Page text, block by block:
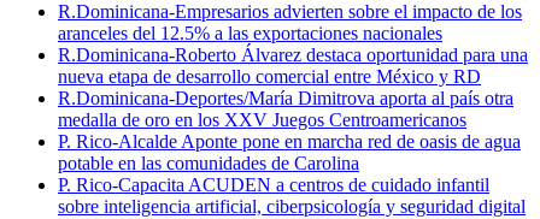
R.Dominicana-Empresarios advierten sobre el impacto de los
aranceles del 12.5% a las exportaciones nacionales
R.Dominicana-Roberto Álvarez destaca oportunidad para una
nueva etapa de desarrollo comercial entre México y RD
R.Dominicana-Deportes/María Dimitrova aporta al país otra
medalla de oro en los XXV Juegos Centroamericanos
P. Rico-Alcalde Aponte pone en marcha red de oasis de agua
potable en las comunidades de Carolina
P. Rico-Capacita ACUDEN a centros de cuidado infantil
sobre inteligencia artificial, ciberpsicología y seguridad digital